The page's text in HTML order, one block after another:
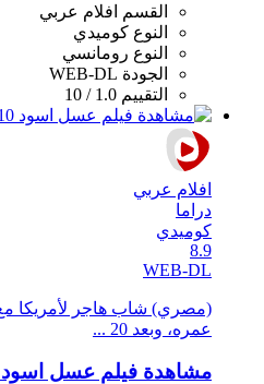
القسم
افلام عربي
النوع كوميدي
النوع رومانسي
الجودة WEB-DL
التقييم 1.0 / 10
افلام عربي
دراما
كوميدي
8.9
WEB-DL
(مصري) شاب هاجر لأمريكا
عمره، وبعد 20 ...
مشاهدة فيلم عسل اسود 2010